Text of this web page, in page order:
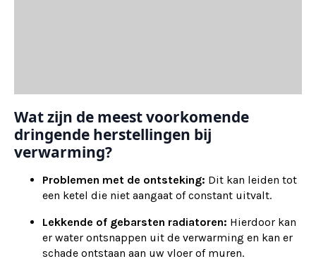
Wat zijn de meest voorkomende
dringende herstellingen bij
verwarming?
Problemen met de ontsteking: Dit kan leiden tot
een ketel die niet aangaat of constant uitvalt.
Lekkende of gebarsten radiatoren: Hierdoor kan
er water ontsnappen uit de verwarming en kan er
schade ontstaan aan uw vloer of muren.